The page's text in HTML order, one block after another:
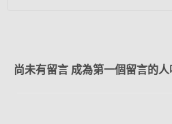
尚未有留言 成為第一個留言的人